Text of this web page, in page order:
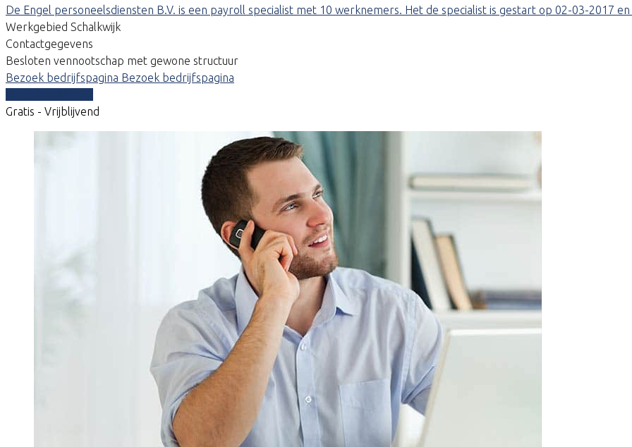
De Engel personeelsdiensten B.V. is een payroll specialist met 10 werknemers. Het de specialist is gestart op 02-03-2017
Werkgebied Schalkwijk
Contactgegevens
Besloten vennootschap met gewone structuur
Bezoek bedrijfspagina Bezoek bedrijfspagina
Gratis - Vrijblijvend